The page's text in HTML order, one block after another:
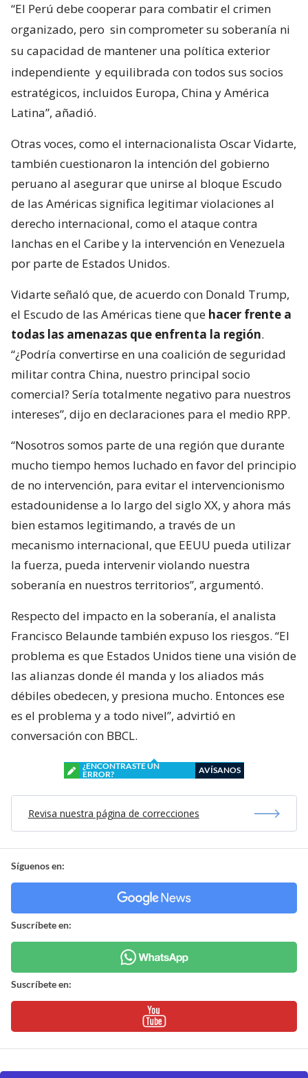
“El Perú debe cooperar para combatir el crimen
organizado, pero sin comprometer su soberanía ni
su capacidad de mantener una política exterior
independiente y equilibrada con todos sus socios
estratégicos, incluidos Europa, China y América
Latina”, añadió.
Otras voces, como el internacionalista Oscar Vidarte,
también cuestionaron la intención del gobierno
peruano al asegurar que unirse al bloque Escudo
de las Américas significa legitimar violaciones al
derecho internacional, como el ataque contra
lanchas en el Caribe y la intervención en Venezuela
por parte de Estados Unidos.
Vidarte señaló que, de acuerdo con Donald Trump,
el Escudo de las Américas tiene que hacer frente a
todas las amenazas que enfrenta la región.
“¿Podría convertirse en una coalición de seguridad
militar contra China, nuestro principal socio
comercial? Sería totalmente negativo para nuestros
intereses”, dijo en declaraciones para el medio RPP.
“Nosotros somos parte de una región que durante
mucho tiempo hemos luchado en favor del principio
de no intervención, para evitar el intervencionismo
estadounidense a lo largo del siglo XX, y ahora más
bien estamos legitimando, a través de un
mecanismo internacional, que EEUU pueda utilizar
la fuerza, pueda intervenir violando nuestra
soberanía en nuestros territorios”, argumentó.
Respecto del impacto en la soberanía, el analista
Francisco Belaunde también expuso los riesgos. “El
problema es que Estados Unidos tiene una visión de
las alianzas donde él manda y los aliados más
débiles obedecen, y presiona mucho. Entonces ese
es el problema y a todo nivel”, advirtió en
conversación con BBCL.
¿ENCONTRASTE UN
ERROR?
AVÍSANOS
Revisa nuestra página de correcciones
Síguenos en:
Suscríbete en:
Suscríbete en: